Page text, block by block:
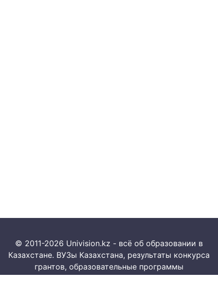
© 2011-2026 Univision.kz - всё об образовании в
Казахстане. ВУЗы Казахстана, результаты конкурса
грантов, образовательные программы